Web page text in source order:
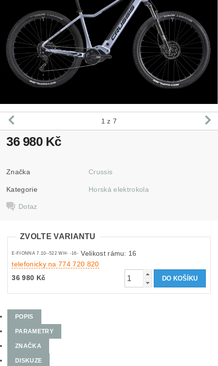
1 z 7
36 980 Kč
Značka Crussis
Kategorie Horská elektrokola
Dotaz
ZVOLTE VARIANTU
E-FIONNA 7.10--522 WH- -16- Velikost rámu: 16
telefonicky na 774 720 820
36 980 Kč
POPIS
PARAMETRY
ZNAČKA
DISKUZE